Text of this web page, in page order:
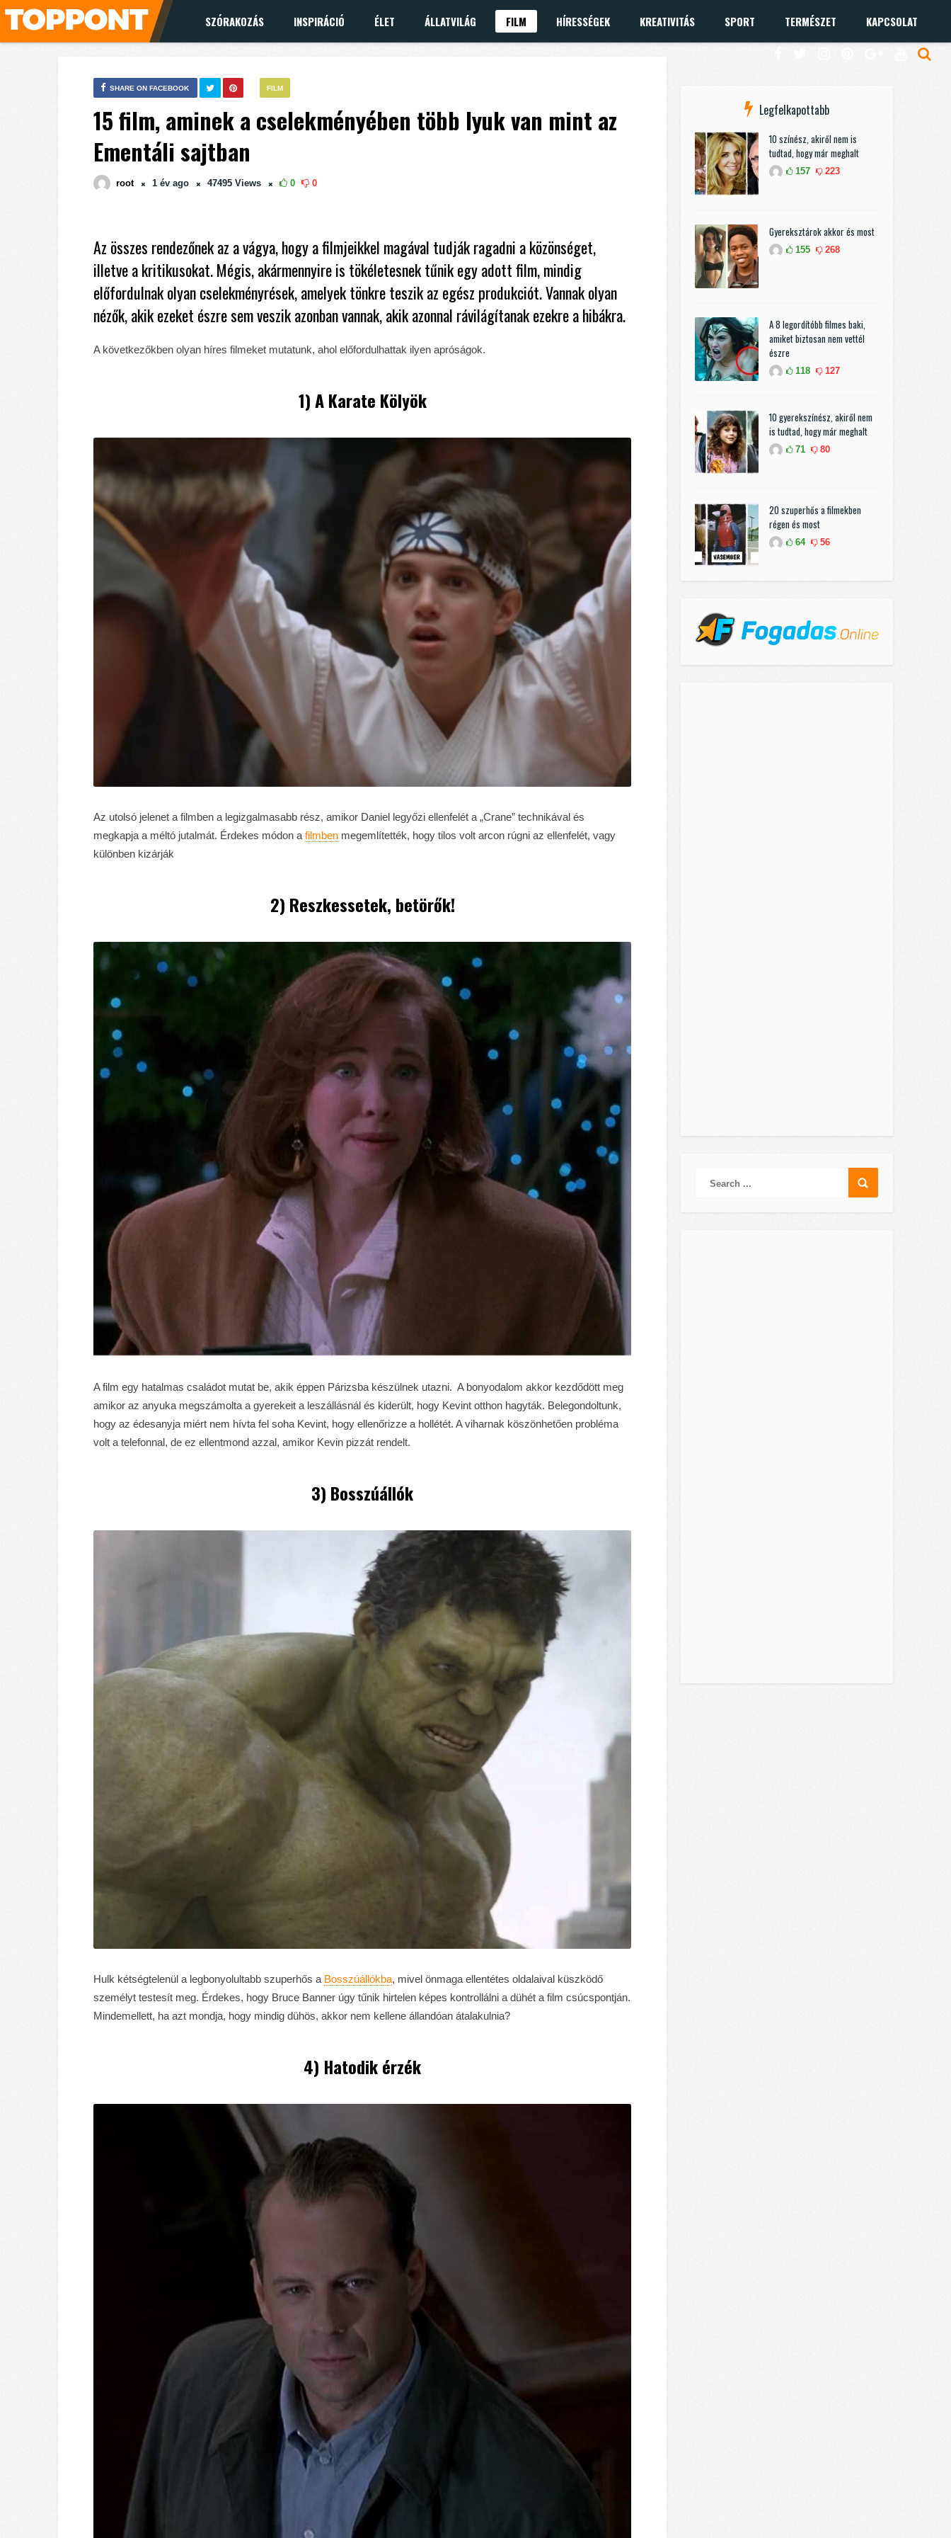
SZÓRAKOZÁS INSPIRÁCIÓ ÉLET ÁLLATVILÁG FILM HÍRESSÉGEK KREATIVITÁS SPORT TERMÉSZET KAPCSOLAT
FILM
SHARE ON FACEBOOK
15 film, aminek a cselekményében több lyuk van mint az
Ementáli sajtban
root 1 év ago 47495 Views 0 0
Az összes rendezőnek az a vágya, hogy a filmjeikkel magával tudják ragadni a közönséget,
illetve a kritikusokat. Mégis, akármennyire is tökéletesnek tűnik egy adott film, mindig
előfordulnak olyan cselekményrések, amelyek tönkre teszik az egész produkciót. Vannak olyan
nézők, akik ezeket észre sem veszik azonban vannak, akik azonnal rávilágítanak ezekre a hibákra.
A következőkben olyan híres filmeket mutatunk, ahol előfordulhattak ilyen apróságok.
1) A Karate Kölyök
Az utolsó jelenet a filmben a legizgalmasabb rész, amikor Daniel legyőzi ellenfelét a „Crane” technikával és
megkapja a méltó jutalmát. Érdekes módon a filmben megemlítették, hogy tilos volt arcon rúgni az ellenfelét, vagy
különben kizárják
2) Reszkessetek, betörők!
A film egy hatalmas családot mutat be, akik éppen Párizsba készülnek utazni. A bonyodalom akkor kezdődött meg
amikor az anyuka megszámolta a gyerekeit a leszállásnál és kiderült, hogy Kevint otthon hagyták. Belegondoltunk,
hogy az édesanyja miért nem hívta fel soha Kevint, hogy ellenőrizze a hollétét. A viharnak köszönhetően probléma
volt a telefonnal, de ez ellentmond azzal, amikor Kevin pizzát rendelt.
3) Bosszúállók
Hulk kétségtelenül a legbonyolultabb szuperhős a Bosszúállókba, mivel önmaga ellentétes oldalaival küszködő
személyt testesít meg. Érdekes, hogy Bruce Banner úgy tűnik hirtelen képes kontrollálni a dühét a film csúcspontján.
Mindemellett, ha azt mondja, hogy mindig dühös, akkor nem kellene állandóan átalakulnia?
4) Hatodik érzék
Legfelkapottabb
10 színész, akiről nem is
tudtad, hogy már meghalt
157 223
Gyereksztárok akkor és most
155 268
A 8 legordítóbb filmes baki,
amiket biztosan nem vettél
észre
118 127
10 gyerekszínész, akiről nem
is tudtad, hogy már meghalt
71 80
20 szuperhős a filmekben
régen és most
64 56